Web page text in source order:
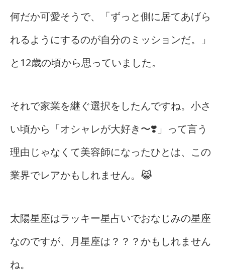
何だか可愛そうで、「ずっと側に居てあげら
れるようにするのが自分のミッションだ。」
と12歳の頃から思っていました。
それで家業を継ぐ選択をしたんですね。小さ
い頃から「オシャレが大好き〜❣️」って言う
理由じゃなくて美容師になったひとは、この
業界でレアかもしれません。😹
太陽星座はラッキー星占いでおなじみの星座
なのですが、月星座は？？？かもしれません
ね。